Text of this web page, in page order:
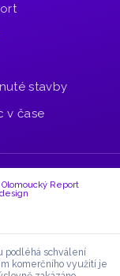
stavby
v čase
Olomoucký Report
podléhá schválení
komerčního využití je